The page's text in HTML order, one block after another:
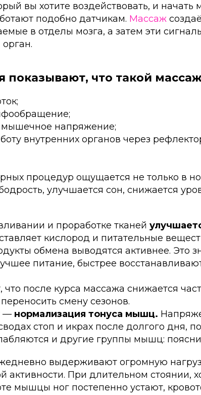
вы хотите воздействовать, и начать
подобно датчикам. Массаж
в отделы мозга, а затем эти
показывают, что такой
мышечное напряжение;
внутренних органов через
процедур ощущается не только в
улучшается сон, снижается
и проработке тканей
кислород и питательные
обмена выводятся активнее. Это
питание, быстрее
после курса массажа снижается
смену сезонов.
— нормализация тонуса мышц.
стоп и икрах после долгого дня,
и другие группы мышц:
выдерживают огромную
активности. При длительном стоянии,
мышцы ног постепенно устают,